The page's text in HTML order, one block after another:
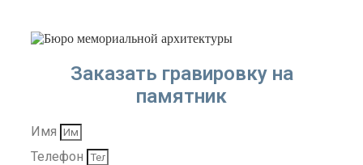
Заказать гравировку на
памятник
Имя
Телефон